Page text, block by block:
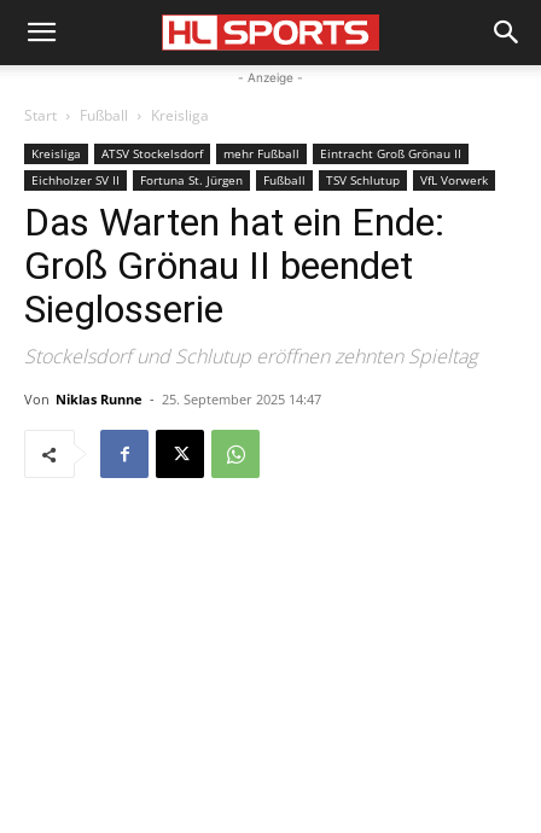
- Anzeige -
Start Fußball Kreisliga
Kreisliga ATSV Stockelsdorf mehr Fußball
Eintracht Groß Grönau II
Eichholzer SV II
Fortuna St. Jürgen Fußball TSV Schlutup VfL Vorwerk
Das Warten hat ein Ende:
Groß Grönau II beendet
Sieglosserie
Stockelsdorf und Schlutup eröffnen zehnten Spieltag
Von Niklas Runne - 25. September 2025 14:47